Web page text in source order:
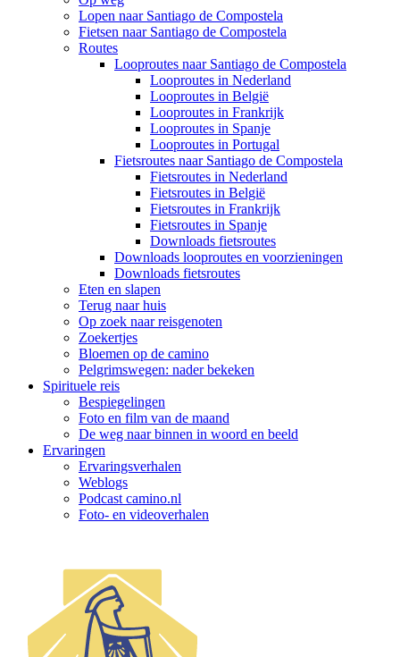
Lopen naar Santiago de Compostela
Fietsen naar Santiago de Compostela
Routes
Looproutes naar Santiago de Compostela
Looproutes in Nederland
Looproutes in België
Looproutes in Frankrijk
Looproutes in Spanje
Looproutes in Portugal
Fietsroutes naar Santiago de Compostela
Fietsroutes in Nederland
Fietsroutes in België
Fietsroutes in Frankrijk
Fietsroutes in Spanje
Downloads fietsroutes
Downloads looproutes en voorzieningen
Downloads fietsroutes
Eten en slapen
Terug naar huis
Op zoek naar reisgenoten
Zoekertjes
Bloemen op de camino
Pelgrimswegen: nader bekeken
Spirituele reis
Bespiegelingen
Foto en film van de maand
De weg naar binnen in woord en beeld
Ervaringen
Ervaringsverhalen
Weblogs
Podcast camino.nl
Foto- en videoverhalen